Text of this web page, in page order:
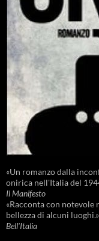
«Un romanzo dalla
onirica nell'Italia del
Il Manifesto
«Racconta con notevole
bellezza di alcuni luoghi.»
Bell'Italia